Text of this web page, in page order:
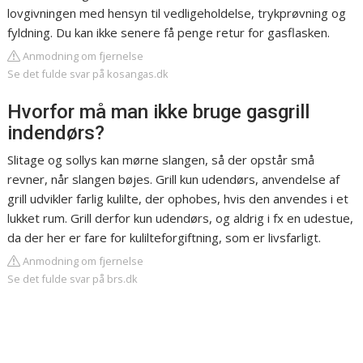
lovgivningen med hensyn til vedligeholdelse, trykprøvning og
fyldning. Du kan ikke senere få penge retur for gasflasken.
Anmodning om fjernelse
Se det fulde svar på kosangas.dk
Hvorfor må man ikke bruge gasgrill
indendørs?
Slitage og sollys kan mørne slangen, så der opstår små
revner, når slangen bøjes. Grill kun udendørs, anvendelse af
grill udvikler farlig kulilte, der ophobes, hvis den anvendes i et
lukket rum. Grill derfor kun udendørs, og aldrig i fx en udestue,
da der her er fare for kulilteforgiftning, som er livsfarligt.
Anmodning om fjernelse
Se det fulde svar på brs.dk